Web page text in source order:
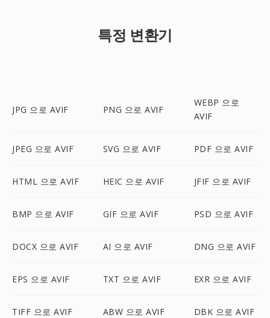
특정 변환기
JPG 으로 AVIF PNG 으로 AVIF
WEBP 으로
AVIF
JPEG 으로 AVIF SVG 으로 AVIF PDF 으로 AVIF
HTML 으로 AVIF HEIC 으로 AVIF JFIF 으로 AVIF
BMP 으로 AVIF GIF 으로 AVIF PSD 으로 AVIF
DOCX 으로 AVIF AI 으로 AVIF DNG 으로 AVIF
EPS 으로 AVIF TXT 으로 AVIF EXR 으로 AVIF
TIFF 으로 AVIF ABW 으로 AVIF DBK 으로 AVIF